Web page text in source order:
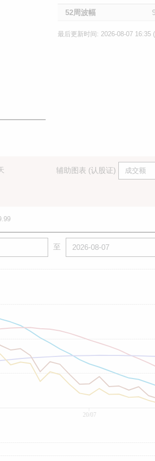
52周波幅
最后更新时间: 2026-08-07 16:35
辅助图表 (认股证)
至
20/07